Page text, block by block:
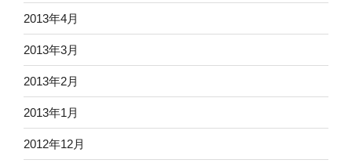
2013年4月
2013年3月
2013年2月
2013年1月
2012年12月